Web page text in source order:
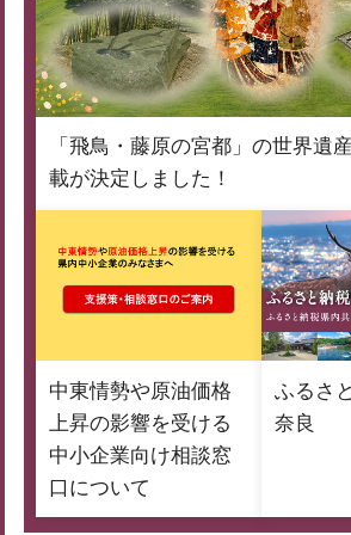
「飛鳥・藤原の宮都」の世界遺
載が決定しました！
中東情勢や原油価格
上昇の影響を受ける
中小企業向け相談窓
口について
ふるさ
奈良